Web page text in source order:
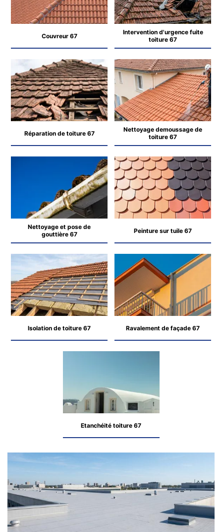
Couvreur 67
Intervention d'urgence fuite
toiture 67
Réparation de toiture 67
Nettoyage demoussage de
toiture 67
Nettoyage et pose de
gouttière 67
Peinture sur tuile 67
Isolation de toiture 67 Ravalement de façade 67
Etanchéité toiture 67